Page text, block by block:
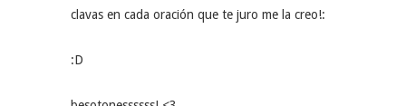
clavas en cada oración que te juro me la creo!:
:D